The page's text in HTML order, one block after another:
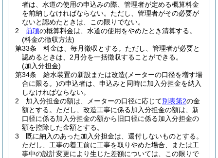
者は、水道の使用の申込みの際、管理者が定める概算料金
を前納しなければならない。 ただし、管理者がその必要が
ないと認めたときは、この限りでない。
2
前項の概算料金は、水道の使用をやめたとき清算する。
(料金の徴収方法)
第33条
料金は、毎月徴収とする。 ただし、管理者が必要と
認めるときは、2月分を一括徴収することができる。
(加入分担金)
第34条
給水装置の新設または改造(メーターの口径を増す場
合に限る。)の申込者は、申込みと同時に加入分担金を納入
しなければならない。
2
加入分担金の額は、メーターの口径に応じて別表第2の金
額とする。 ただし、改造工事に係る加入分担金の額は、新
口径に係る加入分担金の額から旧口径に係る加入分担金の
額を控除した金額とする。
3
既に納入のあった加入分担金は、還付しないものとする。
ただし、工事の着工前に工事を取りやめた場合、または工
事中の設計変更により生じた差額については、この限りで